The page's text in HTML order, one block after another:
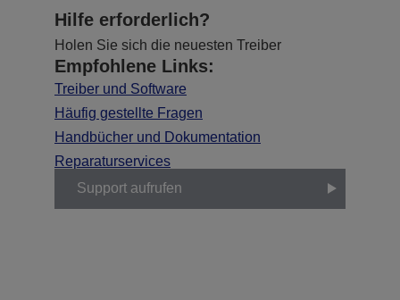
Hilfe erforderlich?
Holen Sie sich die neuesten Treiber
Empfohlene Links:
Treiber und Software
Häufig gestellte Fragen
Handbücher und Dokumentation
Reparaturservices
Support aufrufen